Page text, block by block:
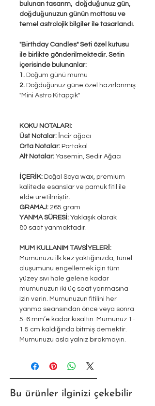
bulunan tasarım, doğduğunuz gün,
doğduğunuzun günün mottosu ve
temel astrolojik bilgiler ile tasarlandı.
"Birthday Candles" Seti özel kutusu
ile birlikte gönderilmektedir. Setin
içerisinde bulunanlar:
1. Doğum günü mumu
2. Doğduğunuz güne özel hazırlanmış
"Mini Astro Kitapçık"
KOKU NOTALARI:
Üst Notalar: İncir ağacı
Orta Notalar: Portakal
Alt Notalar: Yasemin, Sedir Ağacı
İÇERİK: Doğal Soya wax, premium
kalitede esanslar ve pamuk fitil ile
elde üretilmiștir.
GRAMAJ: 265 gram
YANMA SÜRESİ: Yaklaşık olarak
80 saat yanmaktadır.
MUM KULLANIM TAVSİYELERİ:
Mumunuzu ilk kez yaktığınızda, tünel
oluşumunu engellemek için tüm
yüzey sıvı hale gelene kadar
mumunuzun iki üç saat yanmasına
izin verin. Mumunuzun fitilini her
yanma seansından önce veya sonra
5-6 mm’e kadar kısaltın. Mumunuz 1-
1.5 cm kaldığında bitmiş demektir.
Mumunuzu asla yalnız bırakmayın.
Bu ürünler ilginizi çekebilir